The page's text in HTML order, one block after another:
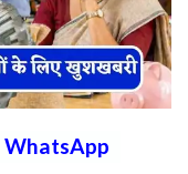
WhatsApp